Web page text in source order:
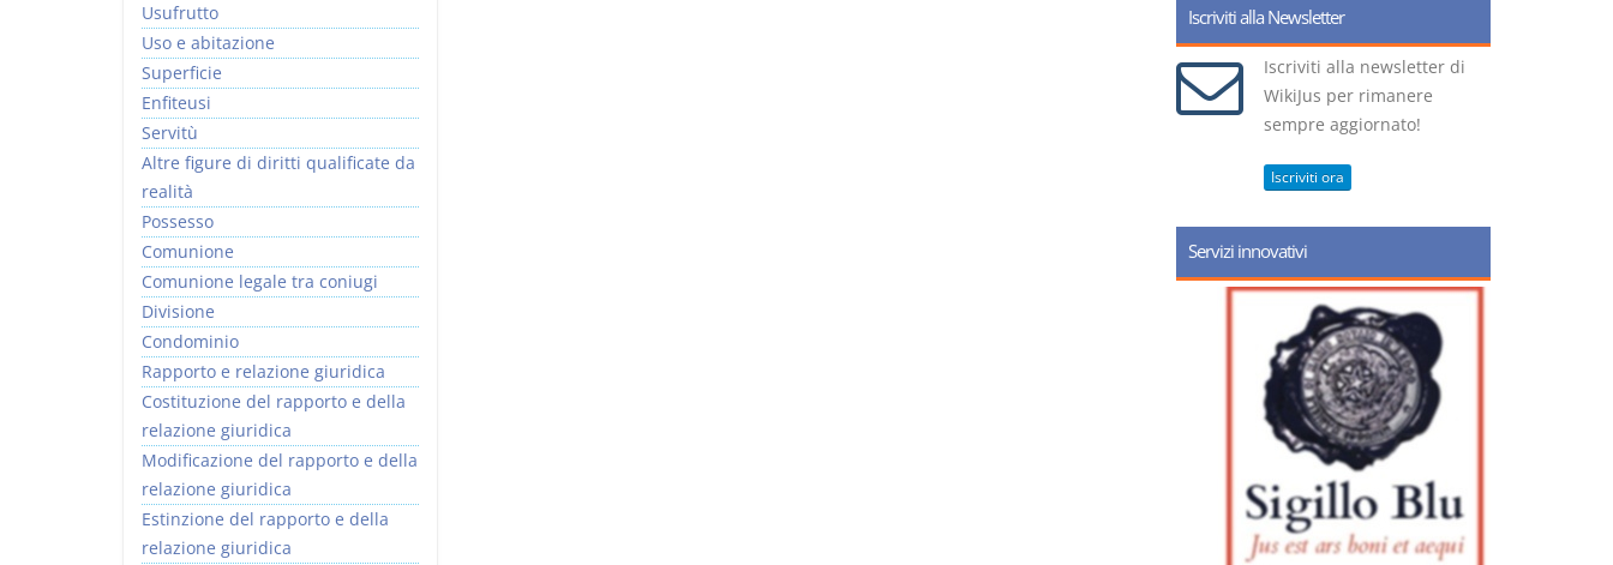
Usufrutto
Uso e abitazione
Superficie
Enfiteusi
Servitù
Altre figure di diritti qualificate da
realità
Possesso
Comunione
Comunione legale tra coniugi
Divisione
Condominio
Rapporto e relazione giuridica
Costituzione del rapporto e della
relazione giuridica
Modificazione del rapporto e della
relazione giuridica
Estinzione del rapporto e della
relazione giuridica
Iscriviti alla Newsletter
Iscriviti alla newsletter di
WikiJus per rimanere
sempre aggiornato!
Iscriviti ora
Servizi innovativi